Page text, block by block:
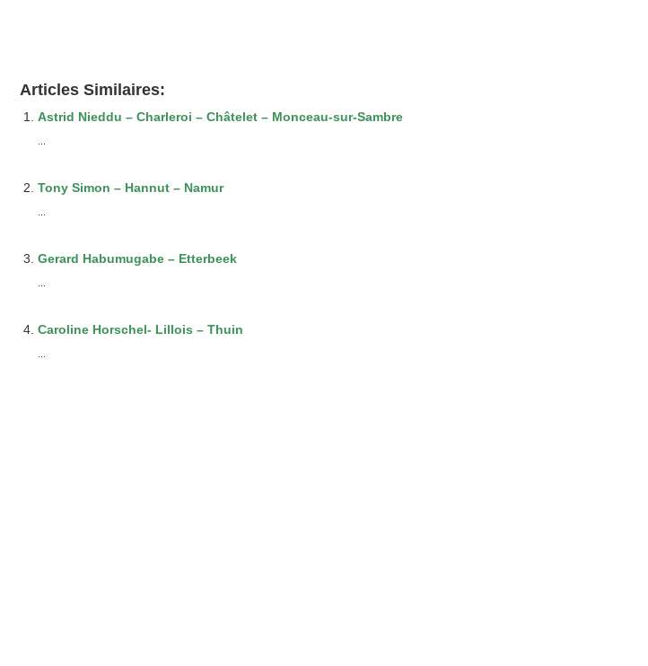
Articles Similaires:
Astrid Nieddu – Charleroi – Châtelet – Monceau-sur-Sambre
Tony Simon – Hannut – Namur
Gerard Habumugabe – Etterbeek
Caroline Horschel- Lillois – Thuin